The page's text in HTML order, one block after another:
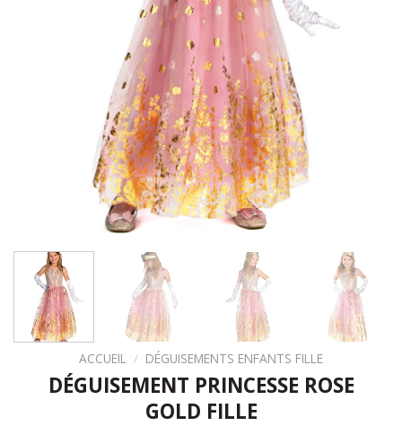
ACCUEIL / DÉGUISEMENTS ENFANTS FILLE
DÉGUISEMENT PRINCESSE ROSE
GOLD FILLE